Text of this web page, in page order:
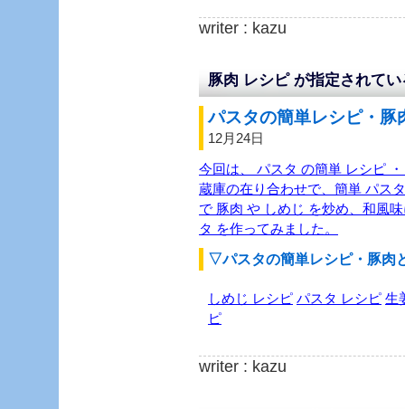
writer : kazu
豚肉 レシピ が指定されて
パスタの簡単レシピ・
12月24日
今回は、 パスタ の簡単 レシピ
蔵庫の在り合わせで、簡単 パス
で 豚肉 や しめじ を炒め、和風
タ を作ってみました。
▽パスタの簡単レシピ・豚肉
しめじ レシピ パスタ レシピ 生
ピ
writer : kazu